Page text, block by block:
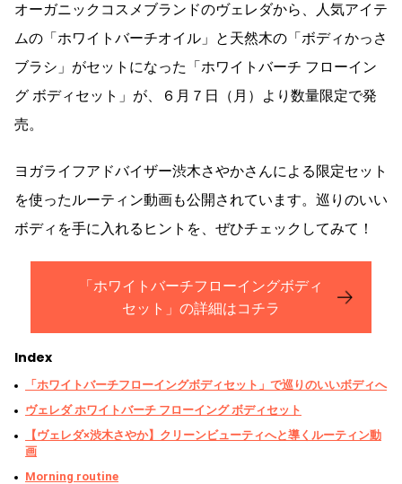
オーガニックコスメブランドのヴェレダから、人気アイテ
ムの「ホワイトバーチオイル」と天然木の「ボディかっさ
ブラシ」がセットになった「ホワイトバーチ フローイン
グ ボディセット」が、６月７日（月）より数量限定で発
売。
ヨガライフアドバイザー渋木さやかさんによる限定セット
を使ったルーティン動画も公開されています。巡りのいい
ボディを手に入れるヒントを、ぜひチェックしてみて！
「ホワイトバーチフローイングボディ
セット」の詳細はコチラ
Index
「ホワイトバーチフローイングボディセット」で巡りのいいボディへ
ヴェレダ ホワイトバーチ フローイング ボディセット
【ヴェレダ×渋木さやか】クリーンビューティへと導くルーティン動
画
Morning routine